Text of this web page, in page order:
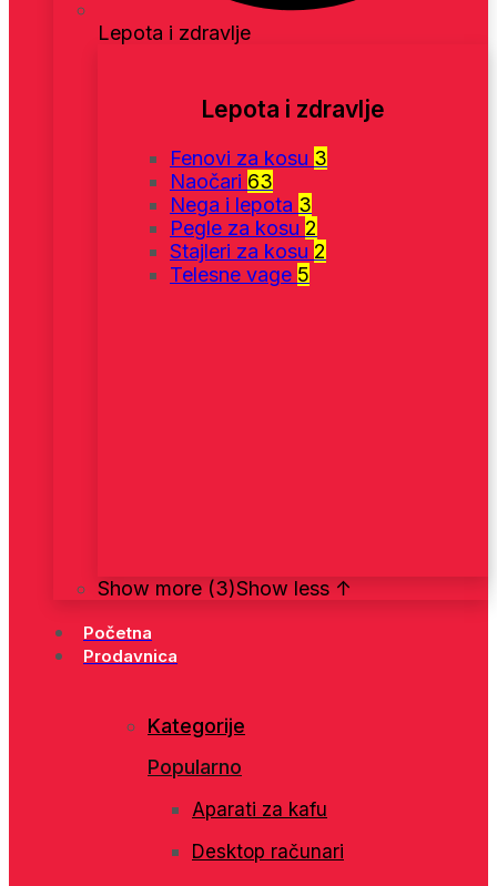
Lepota i zdravlje
Lepota i zdravlje
Fenovi za kosu 3
Naočari 63
Nega i lepota 3
Pegle za kosu 2
Stajleri za kosu 2
Telesne vage 5
Show more (3)Show less ↑
Početna
Prodavnica
Kategorije
Popularno
Aparati za kafu
Desktop računari